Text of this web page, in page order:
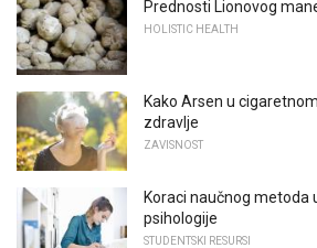
Prednosti Lionovog
HOLISTIC HEALTH
Kako Arsen u
zdravlje
ZAVISNOST
Koraci naučnog metoda
psihologije
STUDENTSKI RESURSI